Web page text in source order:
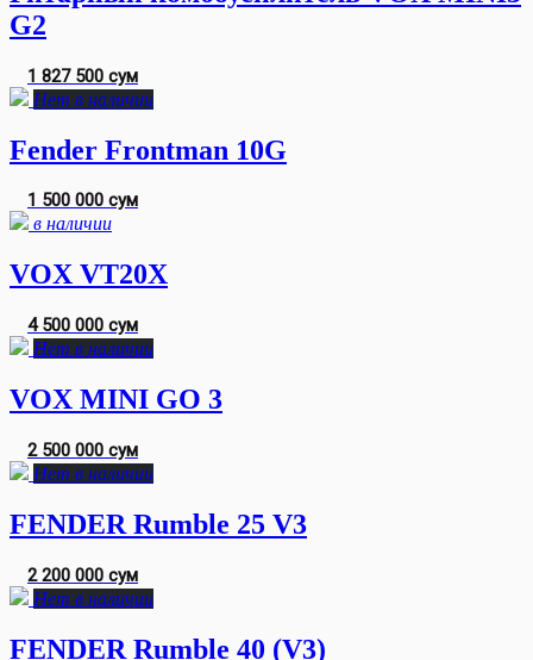
G2
1 827 500 сум
Нет в наличии
Fender Frontman 10G
1 500 000 сум
в наличии
VOX VT20X
4 500 000 сум
Нет в наличии
VOX MINI GO 3
2 500 000 сум
Нет в наличии
FENDER Rumble 25 V3
2 200 000 сум
Нет в наличии
FENDER Rumble 40 (V3)